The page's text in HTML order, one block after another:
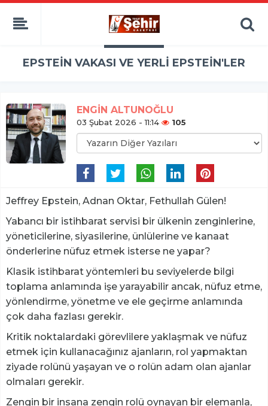
EPSTEİN VAKASI VE YERLİ EPSTEİN'LER
ENGİN ALTUNOĞLU
03 Şubat 2026 - 11:14 105
Jeffrey Epstein, Adnan Oktar, Fethullah Gülen!
Yabancı bir istihbarat servisi bir ülkenin zenginlerine,
yöneticilerine, siyasilerine, ünlülerine ve kanaat
önderlerine nüfuz etmek isterse ne yapar?
Klasik istihbarat yöntemleri bu seviyelerde bilgi
toplama anlamında işe yarayabilir ancak, nüfuz etme,
yönlendirme, yönetme ve ele geçirme anlamında
çok daha fazlası gerekir.
Kritik noktalardaki görevlilere yaklaşmak ve nüfuz
etmek için kullanacağınız ajanların, rol yapmaktan
ziyade rolünü yaşayan ve o rolün adam olan ajanlar
olmaları gerekir.
Zengin bir insana zengin rolü oynayan bir elemanla,